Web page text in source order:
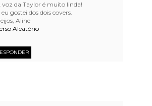
voz da Taylor é muito linda!
eu gostei dos dois covers.
Aline
Aleatório